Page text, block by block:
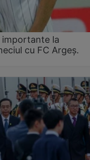
importante la
cu FC Argeş.